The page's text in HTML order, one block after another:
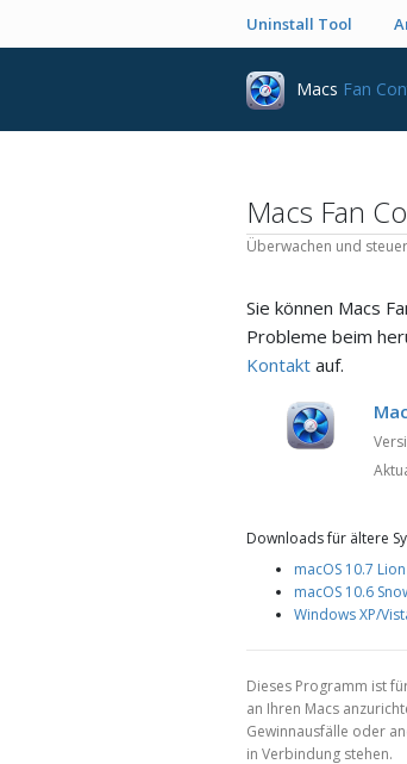
Uninstall Tool
Macs Fan
Macs Fan
Überwachen und
Sie können Macs
Probleme beim
Kontakt auf.
Downloads für ältere
macOS 10.7
macOS 10.6
Windows XP/
Dieses Programm ist
an Ihren Macs
Gewinnausfälle oder
in Verbindung stehen.